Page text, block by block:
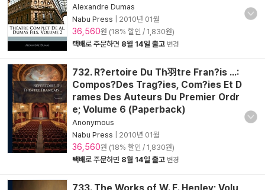
Alexandre Dumas
Nabu Press
2010년 01월
36,560원 (18% 할인 / 1,830원)
택배로 주문하면 8월 14일 출고 변경
732. R?ertoire Du Th羽tre Fran?is ...:
Compos?Des Trag?ies, Com?ies Et D
rames Des Auteurs Du Premier Ordr
e; Volume 6 (Paperback)
Anonymous
Nabu Press
2010년 01월
36,560원 (18% 할인 / 1,830원)
택배로 주문하면 8월 14일 출고 변경